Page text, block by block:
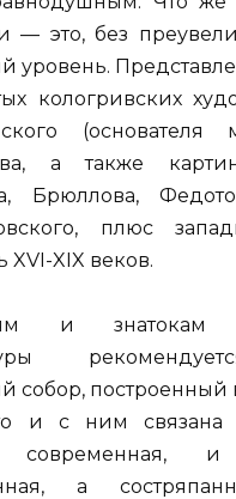
— это, без
уровень.
кологривских
а также
Брюллова,
плюс
XIX веков.
и знатокам
собор, построенный
и с ним связана
современная,
а